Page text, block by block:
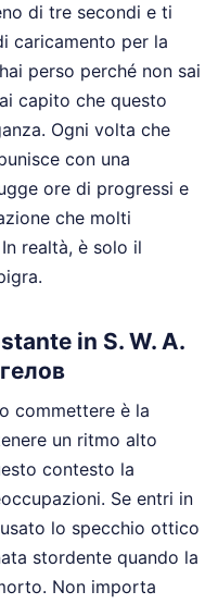
di tre secondi e ti
caricamento per la
perso perché non sai
capito che questo
Ogni volta che
con una
ore di progressi e
che molti
realtà, è solo il
in S. W. A.
commettere è la
un ritmo alto
contesto la
Se entri in
lo specchio ottico
stordente quando la
Non importa